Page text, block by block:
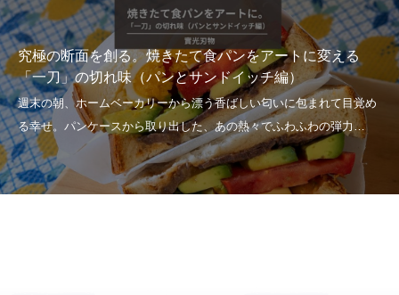
究極の断面を創る。焼きたて食パンをアートに変える
「一刀」の切れ味（パンとサンドイッチ編）